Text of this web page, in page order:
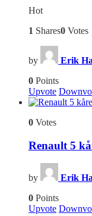
Hot
1 Shares0 Votes
by Erik
0 Points
Upvote
0 Votes
Renault 5
by Erik
0 Points
Upvote